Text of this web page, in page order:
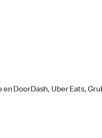
DoorDash, Uber Eats,